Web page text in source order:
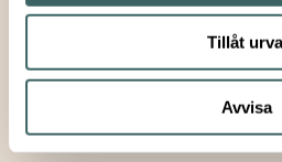
Tillåt
Avvisa
Kontakt